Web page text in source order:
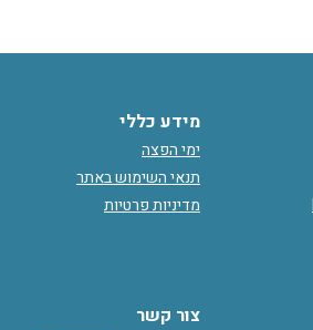
מידע כללי
ימי הפצה
תנאי השימוש באתר
מדיניות פרטיות
צור קשר